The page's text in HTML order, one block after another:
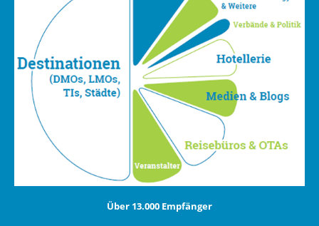
Über 13.000 Empfänger